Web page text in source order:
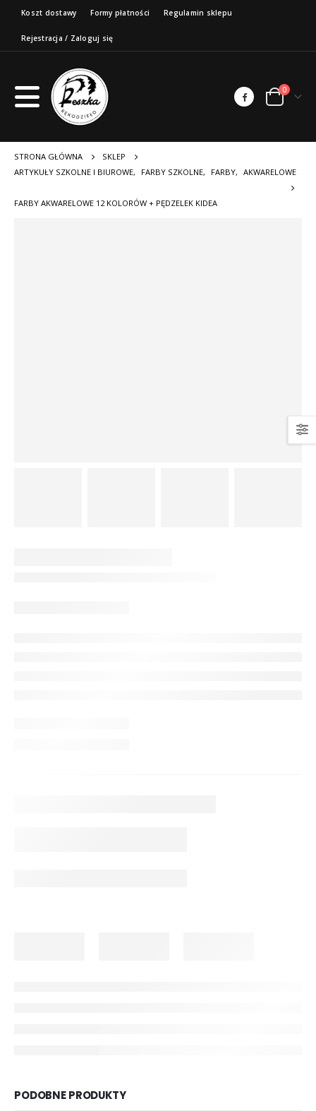
Koszt dostawy Formy płatności Regulamin sklepu
Rejestracja / Zaloguj się
0
STRONA GŁÓWNA
SKLEP
ARTYKUŁY SZKOLNE I BIUROWE, FARBY SZKOLNE, FARBY, AKWARELOWE
FARBY AKWARELOWE 12 KOLORÓW + PĘDZELEK KIDEA
PODOBNE PRODUKTY